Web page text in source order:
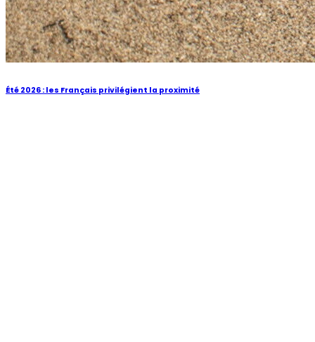
Été 2026 : les Français privilégient la proximité